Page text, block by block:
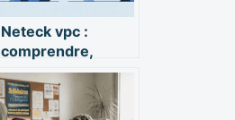
Neteck vpc :
comprendre,
choisir et utiliser
cette solution
réseau